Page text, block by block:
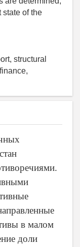
state of the
structural
в малом
доли